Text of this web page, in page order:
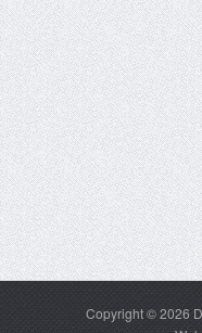
Copyright © 2026